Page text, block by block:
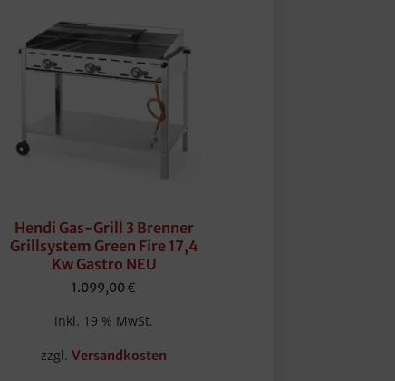
Hendi Gas-Grill 3 Brenner
Grillsystem Green Fire 17,4
Kw Gastro NEU
1.099,00 €
inkl. 19 % MwSt.
zzgl.Versandkosten